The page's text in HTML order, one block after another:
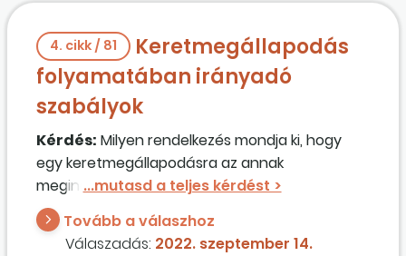
4. cikk / 81
Keretmegállapodás
folyamatában irányadó
szabályok
Kérdés: Milyen rendelkezés mondja ki, hogy
egy keretmegállapodásra az annak
megindításakor irányadó szabályok
vonatkoznak, amikor a keretmegállapodásban
folyamatosan új eljárásokat indítok?
Tovább a válaszhoz
Válaszadás: 2022. szeptember 14.